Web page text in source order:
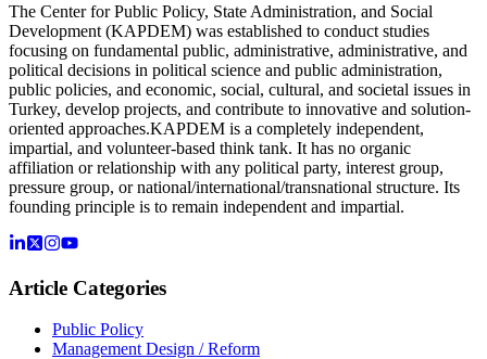
The Center for Public Policy, State Administration, and Social
Development (KAPDEM) was established to conduct studies
focusing on fundamental public, administrative, administrative, and
political decisions in political science and public administration,
public policies, and economic, social, cultural, and societal issues in
Turkey, develop projects, and contribute to innovative and solution-
oriented approaches.KAPDEM is a completely independent,
impartial, and volunteer-based think tank. It has no organic
affiliation or relationship with any political party, interest group,
pressure group, or national/international/transnational structure. Its
founding principle is to remain independent and impartial.
Article Categories
Public Policy
Management Design / Reform